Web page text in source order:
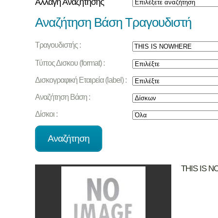
Αλλαγή Αναζήτησης
Αναζήτηση Βάση Τραγουδιστή
Τραγουδιστής :
Τύπος Δισκου (format) :
Δισκογραφική Εταιρεία (label) :
Αναζήτηση Βάση :
Δίσκοι :
THIS IS